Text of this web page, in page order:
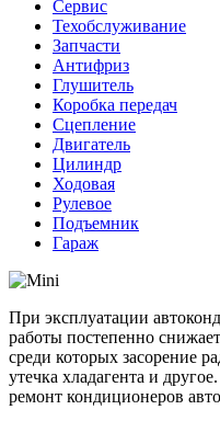
Сервис
Техобслуживание
Запчасти
Антифриз
Глушитель
Коробка передач
Сцепление
Двигатель
Цилиндр
Ходовая
Рулевое
Подъемник
Гараж
При эксплуатации
работы постепенно
среди которых засорение
утечка хладагента и
ремонт кондиционеров